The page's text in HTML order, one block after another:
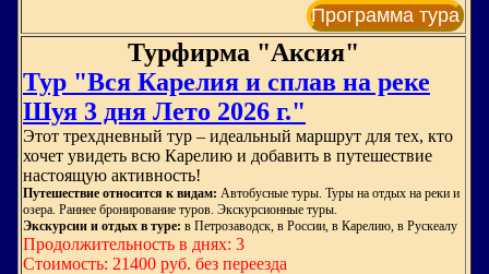
Программа тура
Турфирма "Аксия"
Тур "Вся Карелия и сплав на реке
Шуя 3 дня Лето 2026 г."
Этот трехдневный тур – идеальный маршрут для тех, кто
хочет увидеть всю Карелию и добавить в путешествие
настоящую активность!
Путешествие относится к видам: Автобусные туры. Туры на отдых на реки и
озера. Раннее бронирование туров. Экскурсионные туры.
Экскурсии и отдых в туре: в Петрозаводск, в России, в Карелию, в Рускеалу
Продолжительность в днях: 3
Стоимость: 21400 руб. без переезда